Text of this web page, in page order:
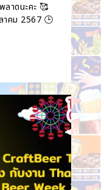
าดนะคะ 🥰
าคม 2567 🕒